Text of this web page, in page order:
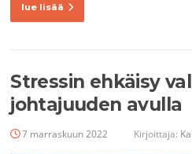
lue lisää
Stressin ehkäisy
johtajuuden avulla
7 marraskuun 2022 Kirjoittaja: